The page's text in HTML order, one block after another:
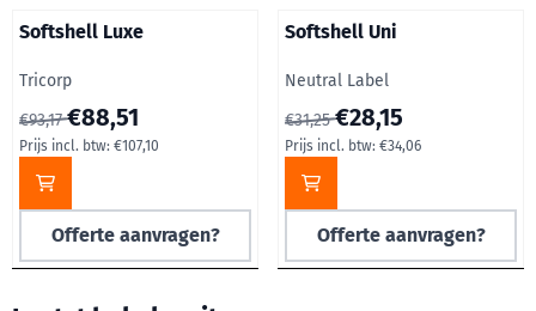
Softshell Luxe
Merk:
Tricorp
Van 93,17 voor 88,51, inclusief btw: 107,10
€93,17€88,51
Prijs incl. btw: €107,10
Offerte aanvragen?
Softshell Uni
Merk:
Neutral Label
Van 31,25 voor 28,15,
€31,25€28,15
Prijs incl. btw: €34,06
Offerte aanvragen?